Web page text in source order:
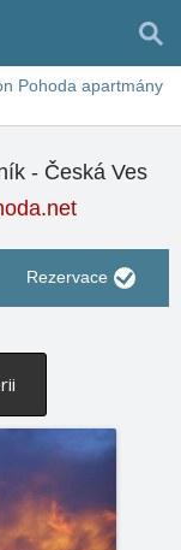
Pohoda apartmány
- Česká Ves
Rezervace